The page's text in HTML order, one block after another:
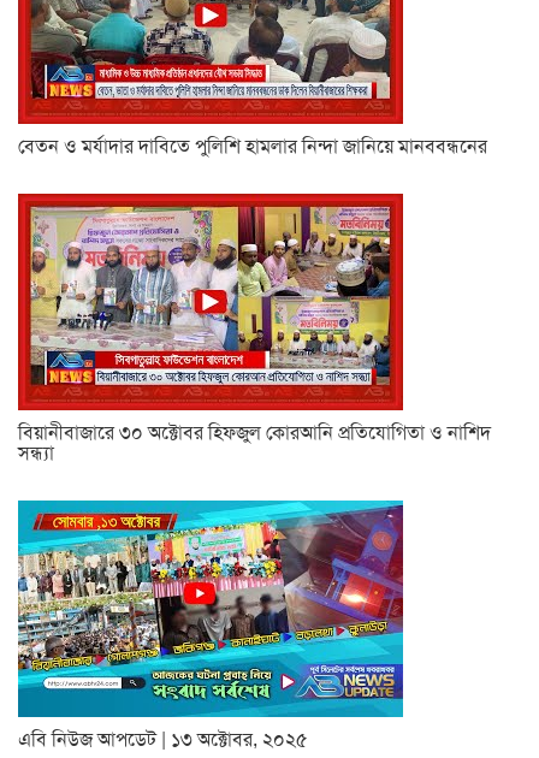
বেতন ও মর্যাদার দাবিতে পুলিশি হামলার নিন্দা জানিয়ে মানববন্ধনের
বিয়ানীবাজারে ৩০ অক্টোবর হিফজুল কোরআনি প্রতিযোগিতা ও নাশিদ
সন্ধ্যা
এবি নিউজ আপডেট | ১৩ অক্টোবর, ২০২৫